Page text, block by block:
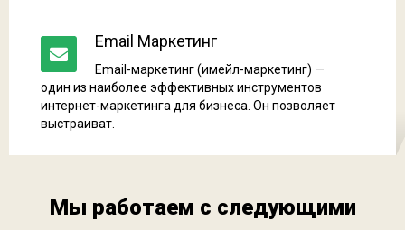
Email Маркетинг
Email-маркетинг (имейл-маркетинг) —
один из наиболее эффективных инструментов
интернет-маркетинга для бизнеса. Он позволяет
выстраиват.
Мы работаем с следующими